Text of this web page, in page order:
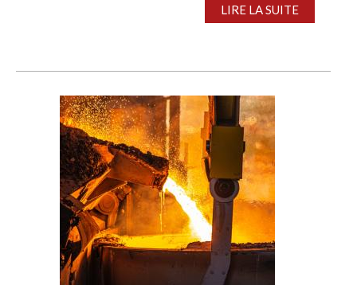
prix de base n’excédant pas 360 €/t,...LIRE LA SUITE